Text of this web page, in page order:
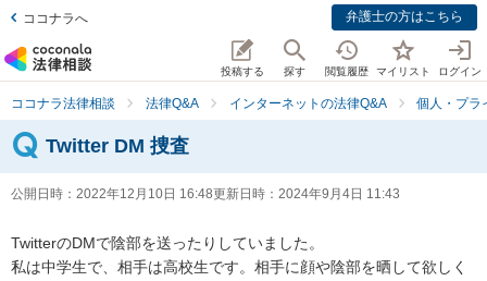
ココナラへ 弁護士の方はこちら
投稿する 探す 閲覧履歴 マイリスト ログイン
ココナラ法律相談 法律Q&A インターネットの法律Q&A 個人・プラ
Twitter DM 捜査
公開日時： 2022年12月10日 16:48更新日時： 2024年9月4日 11:43
TwitterのDMで陰部を送ったりしていました。
私は中学生で、相手は高校生です。相手に顔や陰部を晒して欲しく